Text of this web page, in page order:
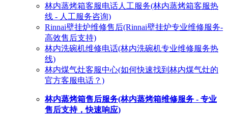
林内蒸烤箱客服电话人工服务(林内蒸烤箱客服热
线 - 人工服务咨询)
Rinnai壁挂炉维修售后(Rinnai壁挂炉专业维修服务-
高效售后支持)
林内洗碗机维修电话(林内洗碗机专业维修服务热
线)
林内煤气灶客服中心(如何快速找到林内煤气灶的
官方客服电话？)
林内蒸烤箱售后服务(林内蒸烤箱维修服务 - 专业
售后支持，快速响应)